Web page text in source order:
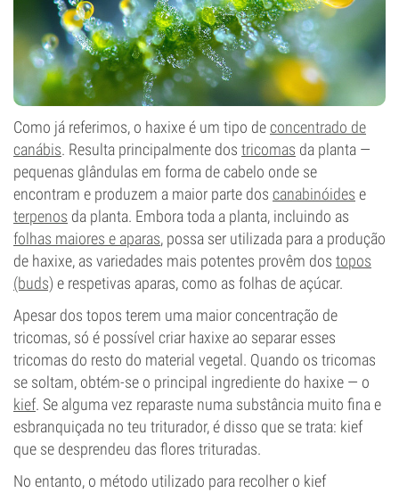
Como já referimos, o haxixe é um tipo deconcentrado de
canábis. Resulta principalmente dos tricomas da planta —
pequenas glândulas em forma de cabelo onde se
encontram e produzem a maior parte dos canabinóides e
terpenos da planta. Embora toda a planta, incluindo as
folhas maiores e aparas, possa ser utilizada para a produção
de haxixe, as variedades mais potentes provêm dos topos
(buds) e respetivas aparas, como as folhas de açúcar.
Apesar dos topos terem uma maior concentração de
tricomas, só é possível criar haxixe ao separar esses
tricomas do resto do material vegetal. Quando os tricomas
se soltam, obtém-se o principal ingrediente do haxixe — o
kief. Se alguma vez reparaste numa substância muito fina e
esbranquiçada no teu triturador, é disso que se trata: kief
que se desprendeu das flores trituradas.
No entanto, o método utilizado para recolher o kief